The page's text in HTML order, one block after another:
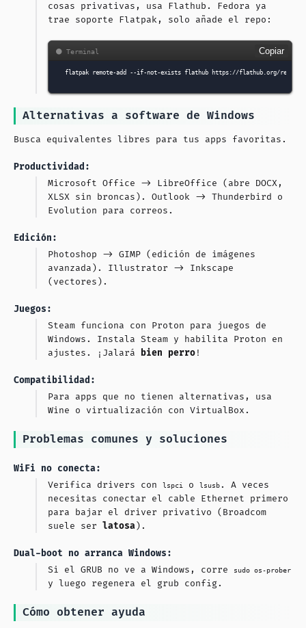
cosas privativas, usa Flathub. Fedora ya
trae soporte Flatpak, solo añade el repo:
Copiar
flatpak remote-add --if-not-exists flathub
Alternativas a software de Windows
Busca equivalentes libres para tus apps favoritas.
Productividad:
Microsoft Office -> LibreOffice (abre DOCX,
XLSX sin broncas). Outlook -> Thunderbird o
Evolution para correos.
Edición:
Photoshop -> GIMP (edición de imágenes
avanzada). Illustrator -> Inkscape
(vectores).
Juegos:
Steam funciona con Proton para juegos de
Windows. Instala Steam y habilita Proton en
ajustes. ¡Jalará
bien perro!
Compatibilidad:
Para apps que no tienen alternativas, usa
Wine o virtualización con VirtualBox.
Problemas comunes y soluciones
WiFi no conecta:
Verifica drivers con
lspci o lsusb. A veces
necesitas conectar el cable Ethernet primero
para bajar el driver privativo (Broadcom
suele ser latosa).
Dual-boot no arranca Windows:
Si el GRUB no ve a Windows, corre
sudo os-prober
y luego regenera el grub config.
Cómo obtener ayuda